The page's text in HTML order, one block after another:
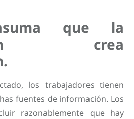
que la
crea
los trabajadores tienen
fuentes de información. Los
razonablemente que hay